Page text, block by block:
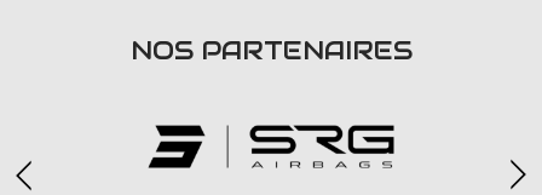
PARTENAIRES
accéder à la billetterie
NOS PARTENAIRES